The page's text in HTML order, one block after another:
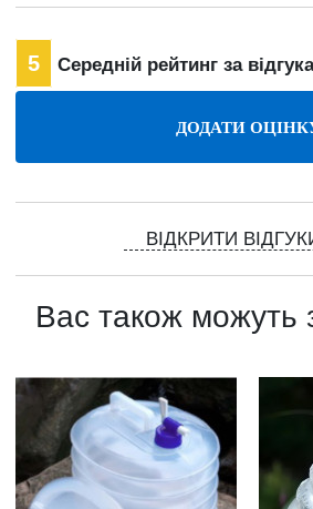
5 Середній рейтинг за
ВІДКРИТИ
Вас також можуть